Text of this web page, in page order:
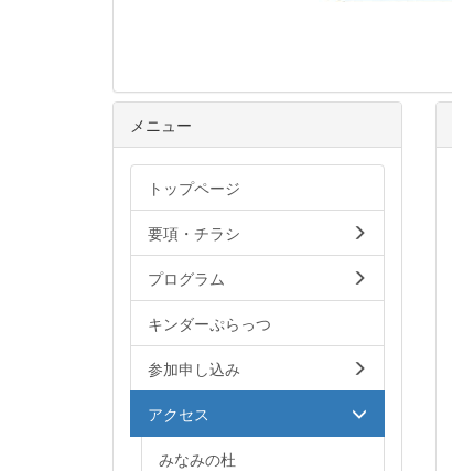
メニュー
トップページ
要項・チラシ
プログラム
キンダーぷらっつ
参加申し込み
アクセス
みなみの杜